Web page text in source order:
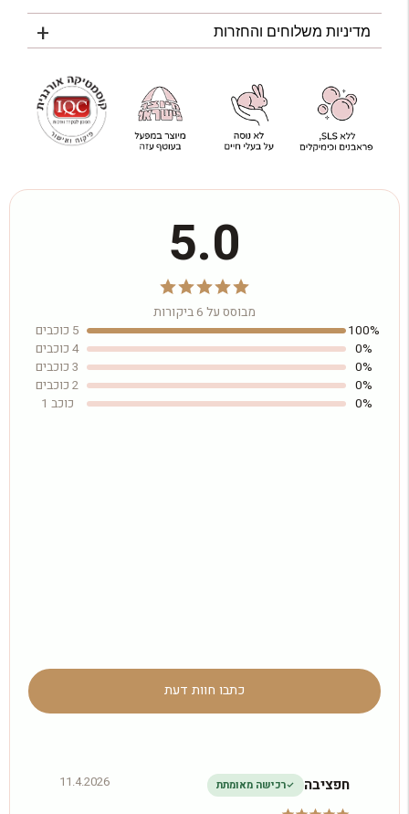
מדיניות משלוחים והחזרות
5.0
מבוסס על 6 ביקורות
100%
5 כוכבים
0%
4 כוכבים
0%
3 כוכבים
0%
2 כוכבים
0%
כוכב 1
כתבו חוות דעת
חפציבה רכישה מאומתת 11.4.2026